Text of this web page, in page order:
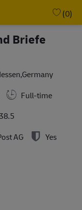
(0)
Briefe
Full-time
38.5
AG Yes